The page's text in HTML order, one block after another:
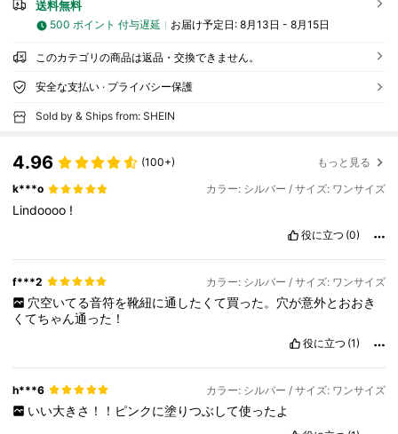
送料無料
500 ポイント 付与遅延 お届け予定日: 8月13日 - 8月15日
このカテゴリの商品は返品・交換できません。
安全な支払い · プライバシー保護
Sold by & Ships from: SHEIN
4.96 (100+) もっと見る
k***o カラー: シルバー / サイズ: ワンサイズ
Lindoooo !
役に立つ (0)
f***2 カラー: シルバー / サイズ: ワンサイズ
穴空いてる音符を靴紐に通したくて買った。穴が意外とおおき
くてちゃん通った！
役に立つ (1)
h***6 カラー: シルバー / サイズ: ワンサイズ
いい大きさ！！ピンクに塗りつぶして使ったよ